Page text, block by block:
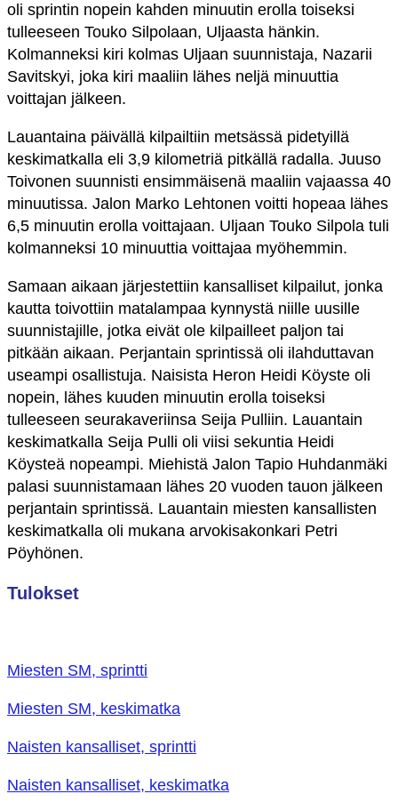
oli sprintin nopein kahden minuutin erolla toiseksi
tulleeseen Touko Silpolaan, Uljaasta hänkin.
Kolmanneksi kiri kolmas Uljaan suunnistaja, Nazarii
Savitskyi, joka kiri maaliin lähes neljä minuuttia
voittajan jälkeen.
Lauantaina päivällä kilpailtiin metsässä pidetyillä
keskimatkalla eli 3,9 kilometriä pitkällä radalla. Juuso
Toivonen suunnisti ensimmäisenä maaliin vajaassa 40
minuutissa. Jalon Marko Lehtonen voitti hopeaa lähes
6,5 minuutin erolla voittajaan. Uljaan Touko Silpola tuli
kolmanneksi 10 minuuttia voittajaa myöhemmin.
Samaan aikaan järjestettiin kansalliset kilpailut, jonka
kautta toivottiin matalampaa kynnystä niille uusille
suunnistajille, jotka eivät ole kilpailleet paljon tai
pitkään aikaan. Perjantain sprintissä oli ilahduttavan
useampi osallistuja. Naisista Heron Heidi Köyste oli
nopein, lähes kuuden minuutin erolla toiseksi
tulleeseen seurakaveriinsa Seija Pulliin. Lauantain
keskimatkalla Seija Pulli oli viisi sekuntia Heidi
Köysteä nopeampi. Miehistä Jalon Tapio Huhdanmäki
palasi suunnistamaan lähes 20 vuoden tauon jälkeen
perjantain sprintissä. Lauantain miesten kansallisten
keskimatkalla oli mukana arvokisakonkari Petri
Pöyhönen.
Tulokset
Miesten SM, sprintti
Miesten SM, keskimatka
Naisten kansalliset, sprintti
Naisten kansalliset, keskimatka